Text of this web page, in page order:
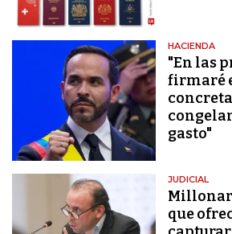
HACIENDA
"En las
firmaré
gasto"
JUDICIAL
que